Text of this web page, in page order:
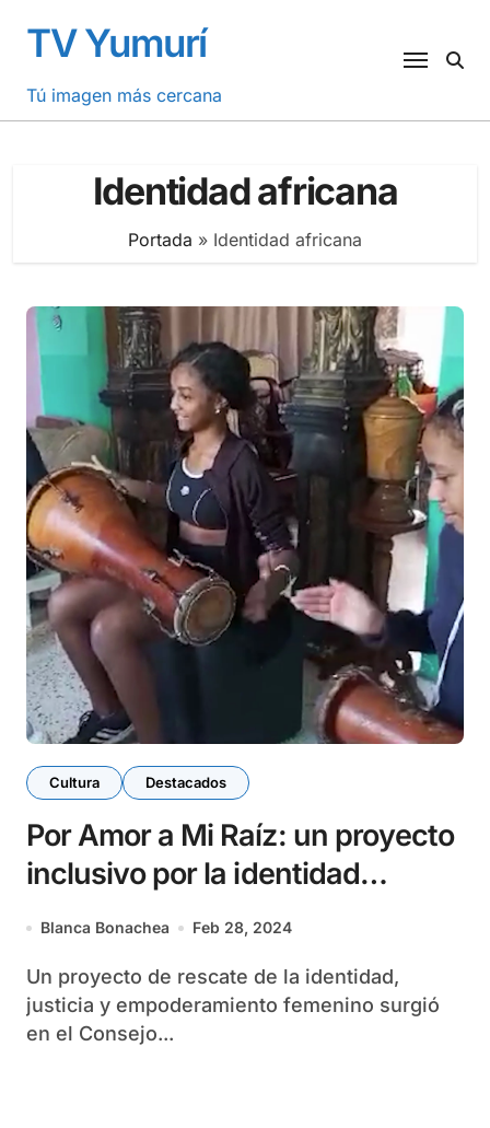
contenido
TV Yumurí
Tú imagen más cercana
Identidad africana
Portada » Identidad africana
Cultura Destacados
Por Amor a Mi Raíz: un proyecto
inclusivo por la identidad
matancera
Blanca Bonachea Feb 28, 2024
Un proyecto de rescate de la identidad,
justicia y empoderamiento femenino surgió
en el Consejo...